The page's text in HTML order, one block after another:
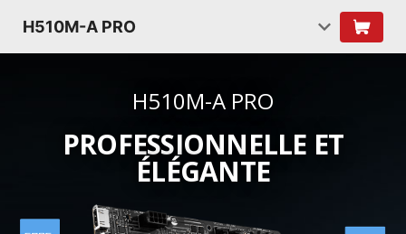
H510M-A PRO
H510M-A PRO
PROFESSIONNELLE ET
ÉLÉGANTE